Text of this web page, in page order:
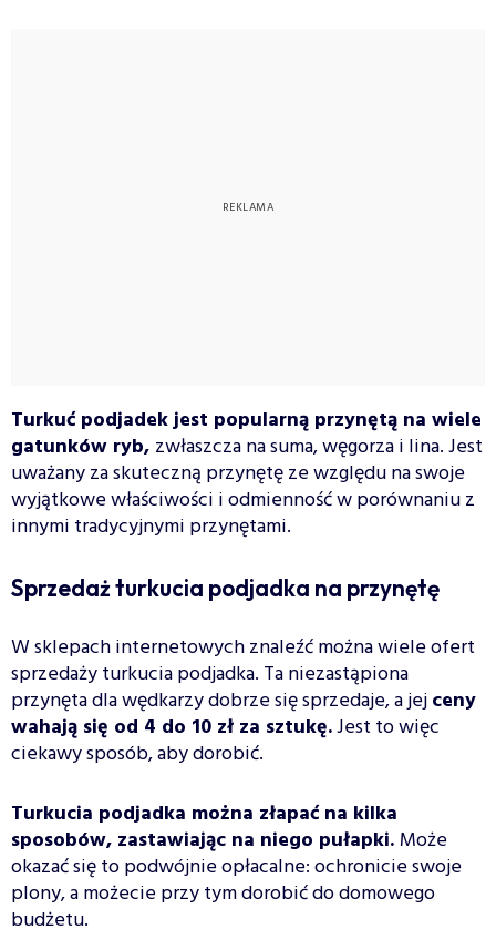
Turkuć podjadek jest popularną przynętą na wiele
gatunków ryb, zwłaszcza na suma, węgorza i lina. Jest
uważany za skuteczną przynętę ze względu na swoje
wyjątkowe właściwości i odmienność w porównaniu z
innymi tradycyjnymi przynętami.
Sprzedaż turkucia podjadka na przynętę
W sklepach internetowych znaleźć można wiele ofert
sprzedaży turkucia podjadka. Ta niezastąpiona
przynęta dla wędkarzy dobrze się sprzedaje, a jejceny
wahają się od 4 do 10 zł za sztukę.Jest to więc
ciekawy sposób, aby dorobić.
Turkucia podjadka można złapać na kilka
sposobów, zastawiając na niego pułapki.Może
okazać się to podwójnie opłacalne: ochronicie swoje
plony, a możecie przy tym dorobić do domowego
budżetu.